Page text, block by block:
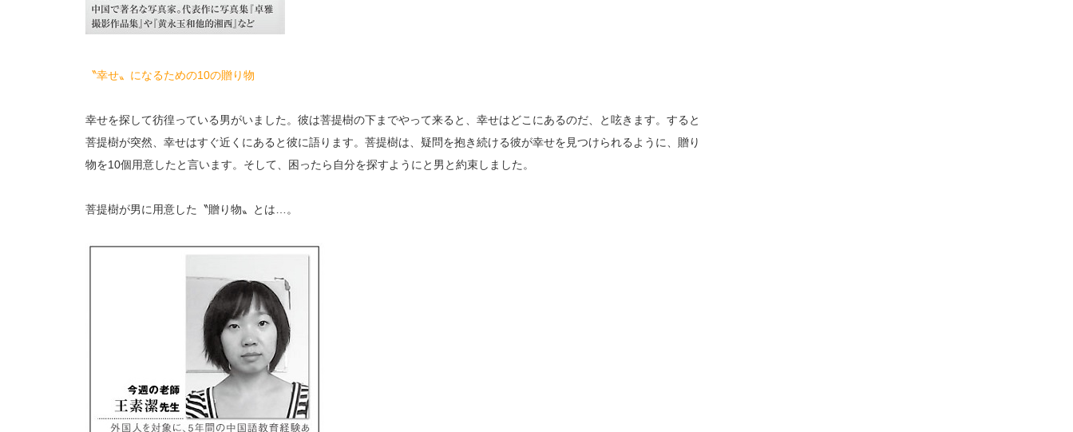
〝幸せ〟になるための10の贈り物
幸せを探して彷徨っている男がいました。彼は菩提樹の下までやって来ると、幸せはどこにあるのだ、と呟きます。すると
菩提樹が突然、幸せはすぐ近くにあると彼に語ります。菩提樹は、疑問を抱き続ける彼が幸せを見つけられるように、贈り
物を10個用意したと言います。そして、困ったら自分を探すようにと男と約束しました。
菩提樹が男に用意した〝贈り物〟とは…。